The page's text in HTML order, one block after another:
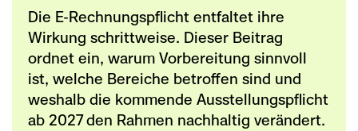
Die E-Rechnungspflicht entfaltet ihre
Wirkung schrittweise. Dieser Beitrag
ordnet ein, warum Vorbereitung sinnvoll
ist, welche Bereiche betroffen sind und
weshalb die kommende Ausstellungspflicht
ab 2027 den Rahmen nachhaltig verändert.